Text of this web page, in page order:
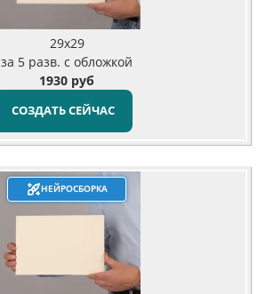
29х29
за 5 разв. с обложкой
1930 руб
СОЗДАТЬ СЕЙЧАС
НЕЙРОСБОРКА